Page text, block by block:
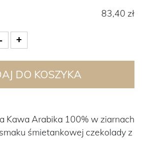
83,40 zł
DO KOSZYKA
Kawa Arabika 100% w ziarnach
śmietankowej czekolady z